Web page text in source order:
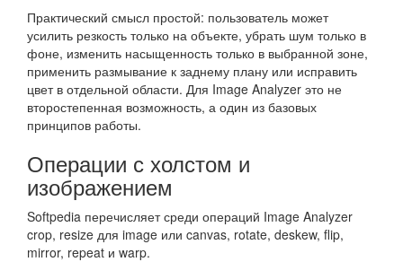
Практический смысл простой: пользователь может
усилить резкость только на объекте, убрать шум только в
фоне, изменить насыщенность только в выбранной зоне,
применить размывание к заднему плану или исправить
цвет в отдельной области. Для Image Analyzer это не
второстепенная возможность, а один из базовых
принципов работы.
Операции с холстом и
изображением
Softpedia перечисляет среди операций Image Analyzer
crop, resize для image или canvas, rotate, deskew, flip,
mirror, repeat и warp.